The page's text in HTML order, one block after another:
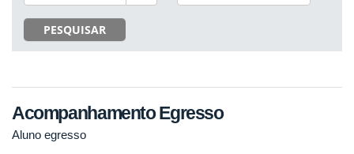
PESQUISAR
Acompanhamento Egresso
Aluno egresso